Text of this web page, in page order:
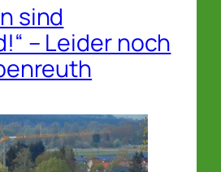
sind
– Leider noch